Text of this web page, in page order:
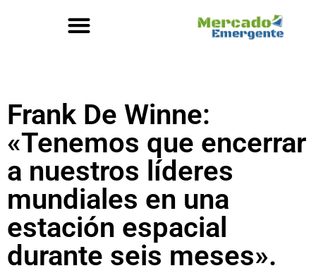
Frank De Winne:
«Tenemos que encerrar
a nuestros líderes
mundiales en una
estación espacial
durante seis meses».